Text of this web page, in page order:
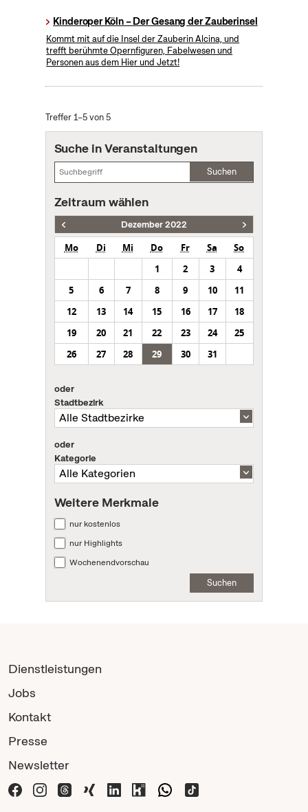
Kinderoper Köln – Der Gesang der Zauberinsel
Kommt mit auf die Insel der Zauberin Alcina, und
trefft berühmte Opernfiguren, Fabelwesen und
Personen aus dem Hier und Jetzt!
Treffer 1–5 von 5
Suche in Veranstaltungen
Suchen
Zeitraum wählen
Dezember 2022
Mo Di Mi Do Fr Sa
So
1
2 3
4
5
6 7 8 9 10
11
12
13 14 15 16 17
18
19
20 21 22 23 24
25
26
27 28 29 30 31
oder
Stadtbezirk
oder
Kategorie
Weitere Merkmale
nur kostenlos
nur Highlights
Wochenendvorschau
Suchen
Dienstleistungen
Jobs
Kontakt
Presse
Newsletter